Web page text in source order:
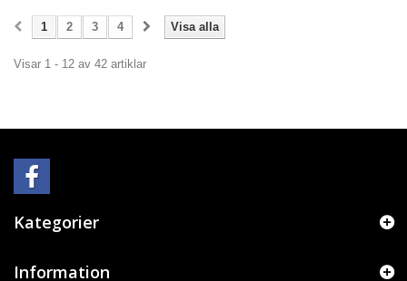
Visa alla
1 2 3 4
Visar 1 - 12 av 42 artiklar
Kategorier
Information